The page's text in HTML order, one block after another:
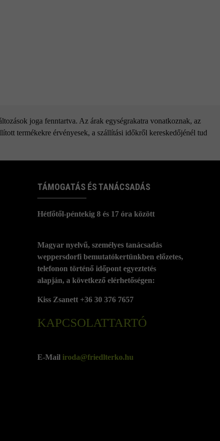
joga fenntartva. Az árak egységrakatra vonatkoznak, az
termékekre érvényesek, a szállítási időkről kereskedőjénél tud
TÁMOGATÁS ÉS TANÁCSADÁS
Hétfőtől-péntekig 8 és 17 óra között
KAPCSOLATTARTÓ
Magyar nyelvű, személyes tanácsadás
weppersdorfi bemutatókertünkben előzetes,
telefonon történő időpont egyeztetés
alapján, a következő elérhetőségen:
Kiss Zsanett +36 30 376 7657
E-Mail iroda@friedlterko.hu